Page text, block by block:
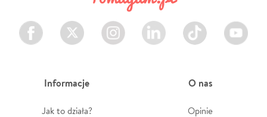
Facebook Twitter Instagram LinkedIn TikTok Youtube
Informacje
Jak to działa?
O nas
Opinie